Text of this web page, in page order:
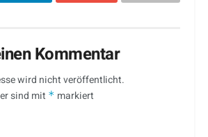
Kommentar
wird nicht veröffentlicht.
sind mit * markiert